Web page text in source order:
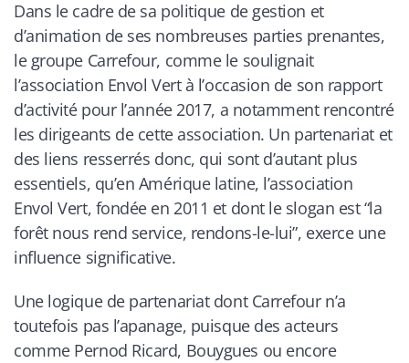
Dans le cadre de sa politique de gestion et
d’animation de ses nombreuses parties prenantes,
le groupe Carrefour, comme le soulignait
l’association Envol Vert à l’occasion de son rapport
d’activité pour l’année 2017, a notamment rencontré
les dirigeants de cette association. Un partenariat et
des liens resserrés donc, qui sont d’autant plus
essentiels, qu’en Amérique latine, l’association
Envol Vert, fondée en 2011 et dont le slogan est “la
forêt nous rend service, rendons-le-lui”, exerce une
influence significative.
Une logique de partenariat dont Carrefour n’a
toutefois pas l’apanage, puisque des acteurs
comme Pernod Ricard, Bouygues ou encore